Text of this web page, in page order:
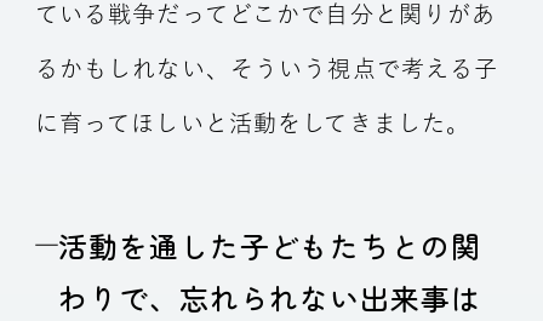
ている戦争だってどこかで自分と関りがあ
るかもしれない、そういう視点で考える子
に育ってほしいと活動をしてきました。
活動を通した子どもたちとの関
わりで、忘れられない出来事は